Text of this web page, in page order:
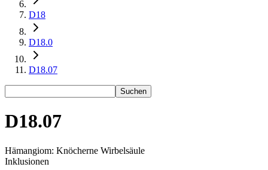
D18
D18.0
D18.07
Suchen
D18.07
Hämangiom: Knöcherne Wirbelsäule
Inklusionen